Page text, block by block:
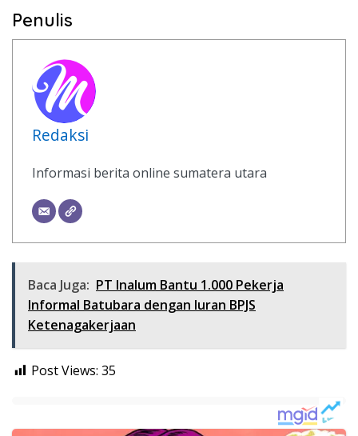
Penulis
Redaksi
Informasi berita online sumatera utara
Baca Juga: PT Inalum Bantu 1.000 Pekerja
Informal Batubara dengan Iuran BPJS
Ketenagakerjaan
Post Views: 35